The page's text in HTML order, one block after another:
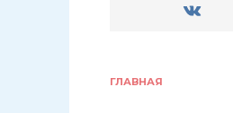
ГЛАВНАЯ